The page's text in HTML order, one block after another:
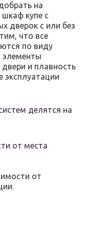
на
купе с
дверок с или без
что все
по виду
элементы
двери и плавность
эксплуатации
делятся на
от места
от